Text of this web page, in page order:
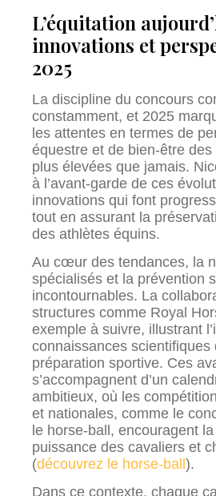
L’équitation
innovations et
2025
La discipline du concours
constamment, et 2025
les attentes en termes de
équestre et de bien-être
plus élevées que jamais.
à l’avant-garde de ces
innovations qui font
tout en assurant la
des athlètes équins.
Au cœur des tendances, la
spécialisés et la prévention
incontournables. La
structures comme Royal
exemple à suivre, illustrant
connaissances scientifiques
préparation sportive. Ces
s’accompagnent d’un
ambitieux, où les
et nationales, comme le
le horse-ball, encouragent
puissance des cavaliers et
(découvrez le horse-ball ).
Dans ce contexte, chaque